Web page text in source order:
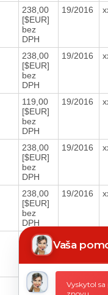
238,00
[$EUR]
bez
DPH
19/2016
238,00
[$EUR]
bez
DPH
19/2016
119,00
[$EUR]
bez
DPH
19/2016
238,00
[$EUR]
bez
DPH
19/2016
238,00
[$EUR]
bez
DPH
19/2016
119,00
[$EUR]
19/2016
238,00
19/2016
Vaša
Chatbot
píše
Vyskytol